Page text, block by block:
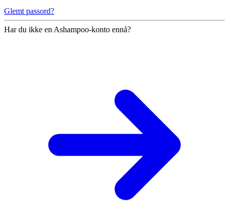
Glemt passord?
Har du ikke en Ashampoo-konto ennå?